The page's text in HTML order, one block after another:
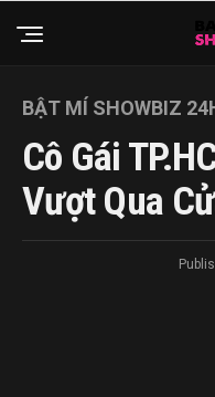
BẬT MÍ SHOWBIZ
Cô Gái
Vượt Qua